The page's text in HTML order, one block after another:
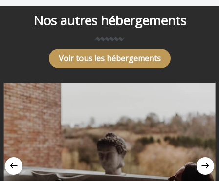
Nos autres hébergements
Voir tous les hébergements